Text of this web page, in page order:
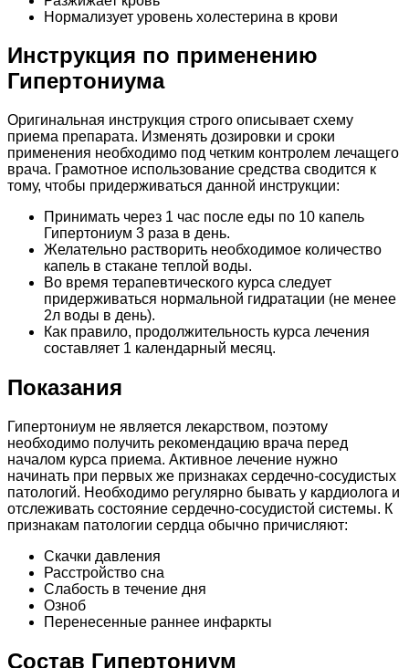
Нормализует уровень холестерина в крови
Инструкция по применению
Гипертониума
Оригинальная инструкция строго описывает схему
приема препарата. Изменять дозировки и сроки
применения необходимо под четким контролем лечащего
врача. Грамотное использование средства сводится к
тому, чтобы придерживаться данной инструкции:
Принимать через 1 час после еды по 10 капель
Гипертониум 3 раза в день.
Желательно растворить необходимое количество
капель в стакане теплой воды.
Во время терапевтического курса следует
придерживаться нормальной гидратации (не менее
2л воды в день).
Как правило, продолжительность курса лечения
составляет 1 календарный месяц.
Показания
Гипертониум не является лекарством, поэтому
необходимо получить рекомендацию врача перед
началом курса приема. Активное лечение нужно
начинать при первых же признаках сердечно-сосудистых
патологий. Необходимо регулярно бывать у кардиолога и
отслеживать состояние сердечно-сосудистой системы. К
признакам патологии сердца обычно причисляют:
Скачки давления
Расстройство сна
Слабость в течение дня
Озноб
Перенесенные раннее инфаркты
Состав Гипертониум